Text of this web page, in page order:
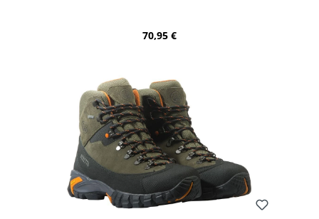
Regulärer Preis:
70,95 €